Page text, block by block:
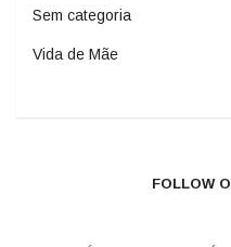
Sem categoria
Vida de Mãe
FOLLOW